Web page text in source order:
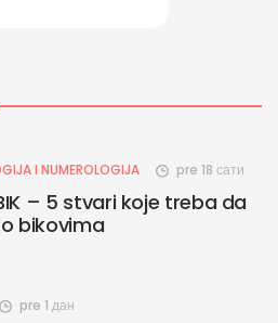
I NUMEROLOGIJA pre 18 сати
– 5 stvari koje treba da
bikovima
pre 1 дан